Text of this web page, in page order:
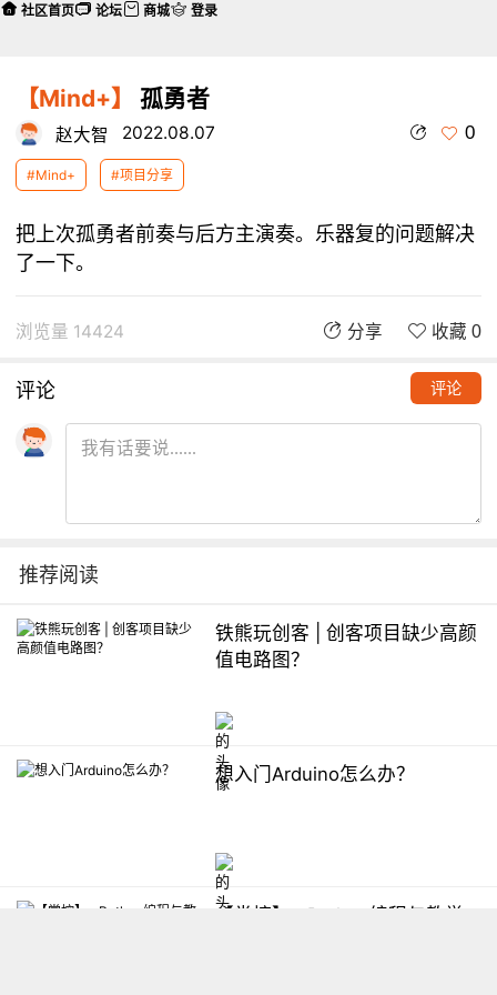
【Mind+】 孤勇者
赵大智 2022.08.07 0
#Mind+ #项目分享
把上次孤勇者前奏与后方主演奏。乐器复的问题解决
了一下。
浏览量 14424 分享 收藏 0
评论 评论
推荐阅读
铁熊玩创客 | 创客项目缺少高颜
值电路图？
想入门Arduino怎么办？
【掌控】mPython编程与教学
社区首页 论坛 商城 登录